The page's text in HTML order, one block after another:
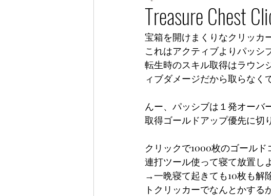
Treasure Chest
宝箱を開けまくりなクリッカー
これはアクティブよりパッシ
転生時のスキル取得はラウン
ィブダメージだから取らなく
んー、パッシブは１発オー
取得ゴールドアップ優先に切
クリックで1000枚のゴール
連打ツール使って寝て放置し
→一晩寝て起きても10枚も解
トクリッカーでなんとかする